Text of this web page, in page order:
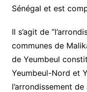
Sénégal et est
Il s’agit de
communes de
de Yeumbeul
Yeumbeul-Nord et
l’arrondissement